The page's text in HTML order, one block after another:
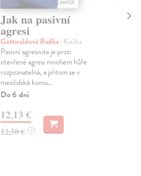
Jak na pasivní
agresi
Gottwaldová Radka| Kniha
Pasivní agresivita je proti
otevřené agresi mnohem hůře
rozpoznatelná, a přitom se v
mezilidské komu...
Do 6 dní
12,13 €
12,50 € ?